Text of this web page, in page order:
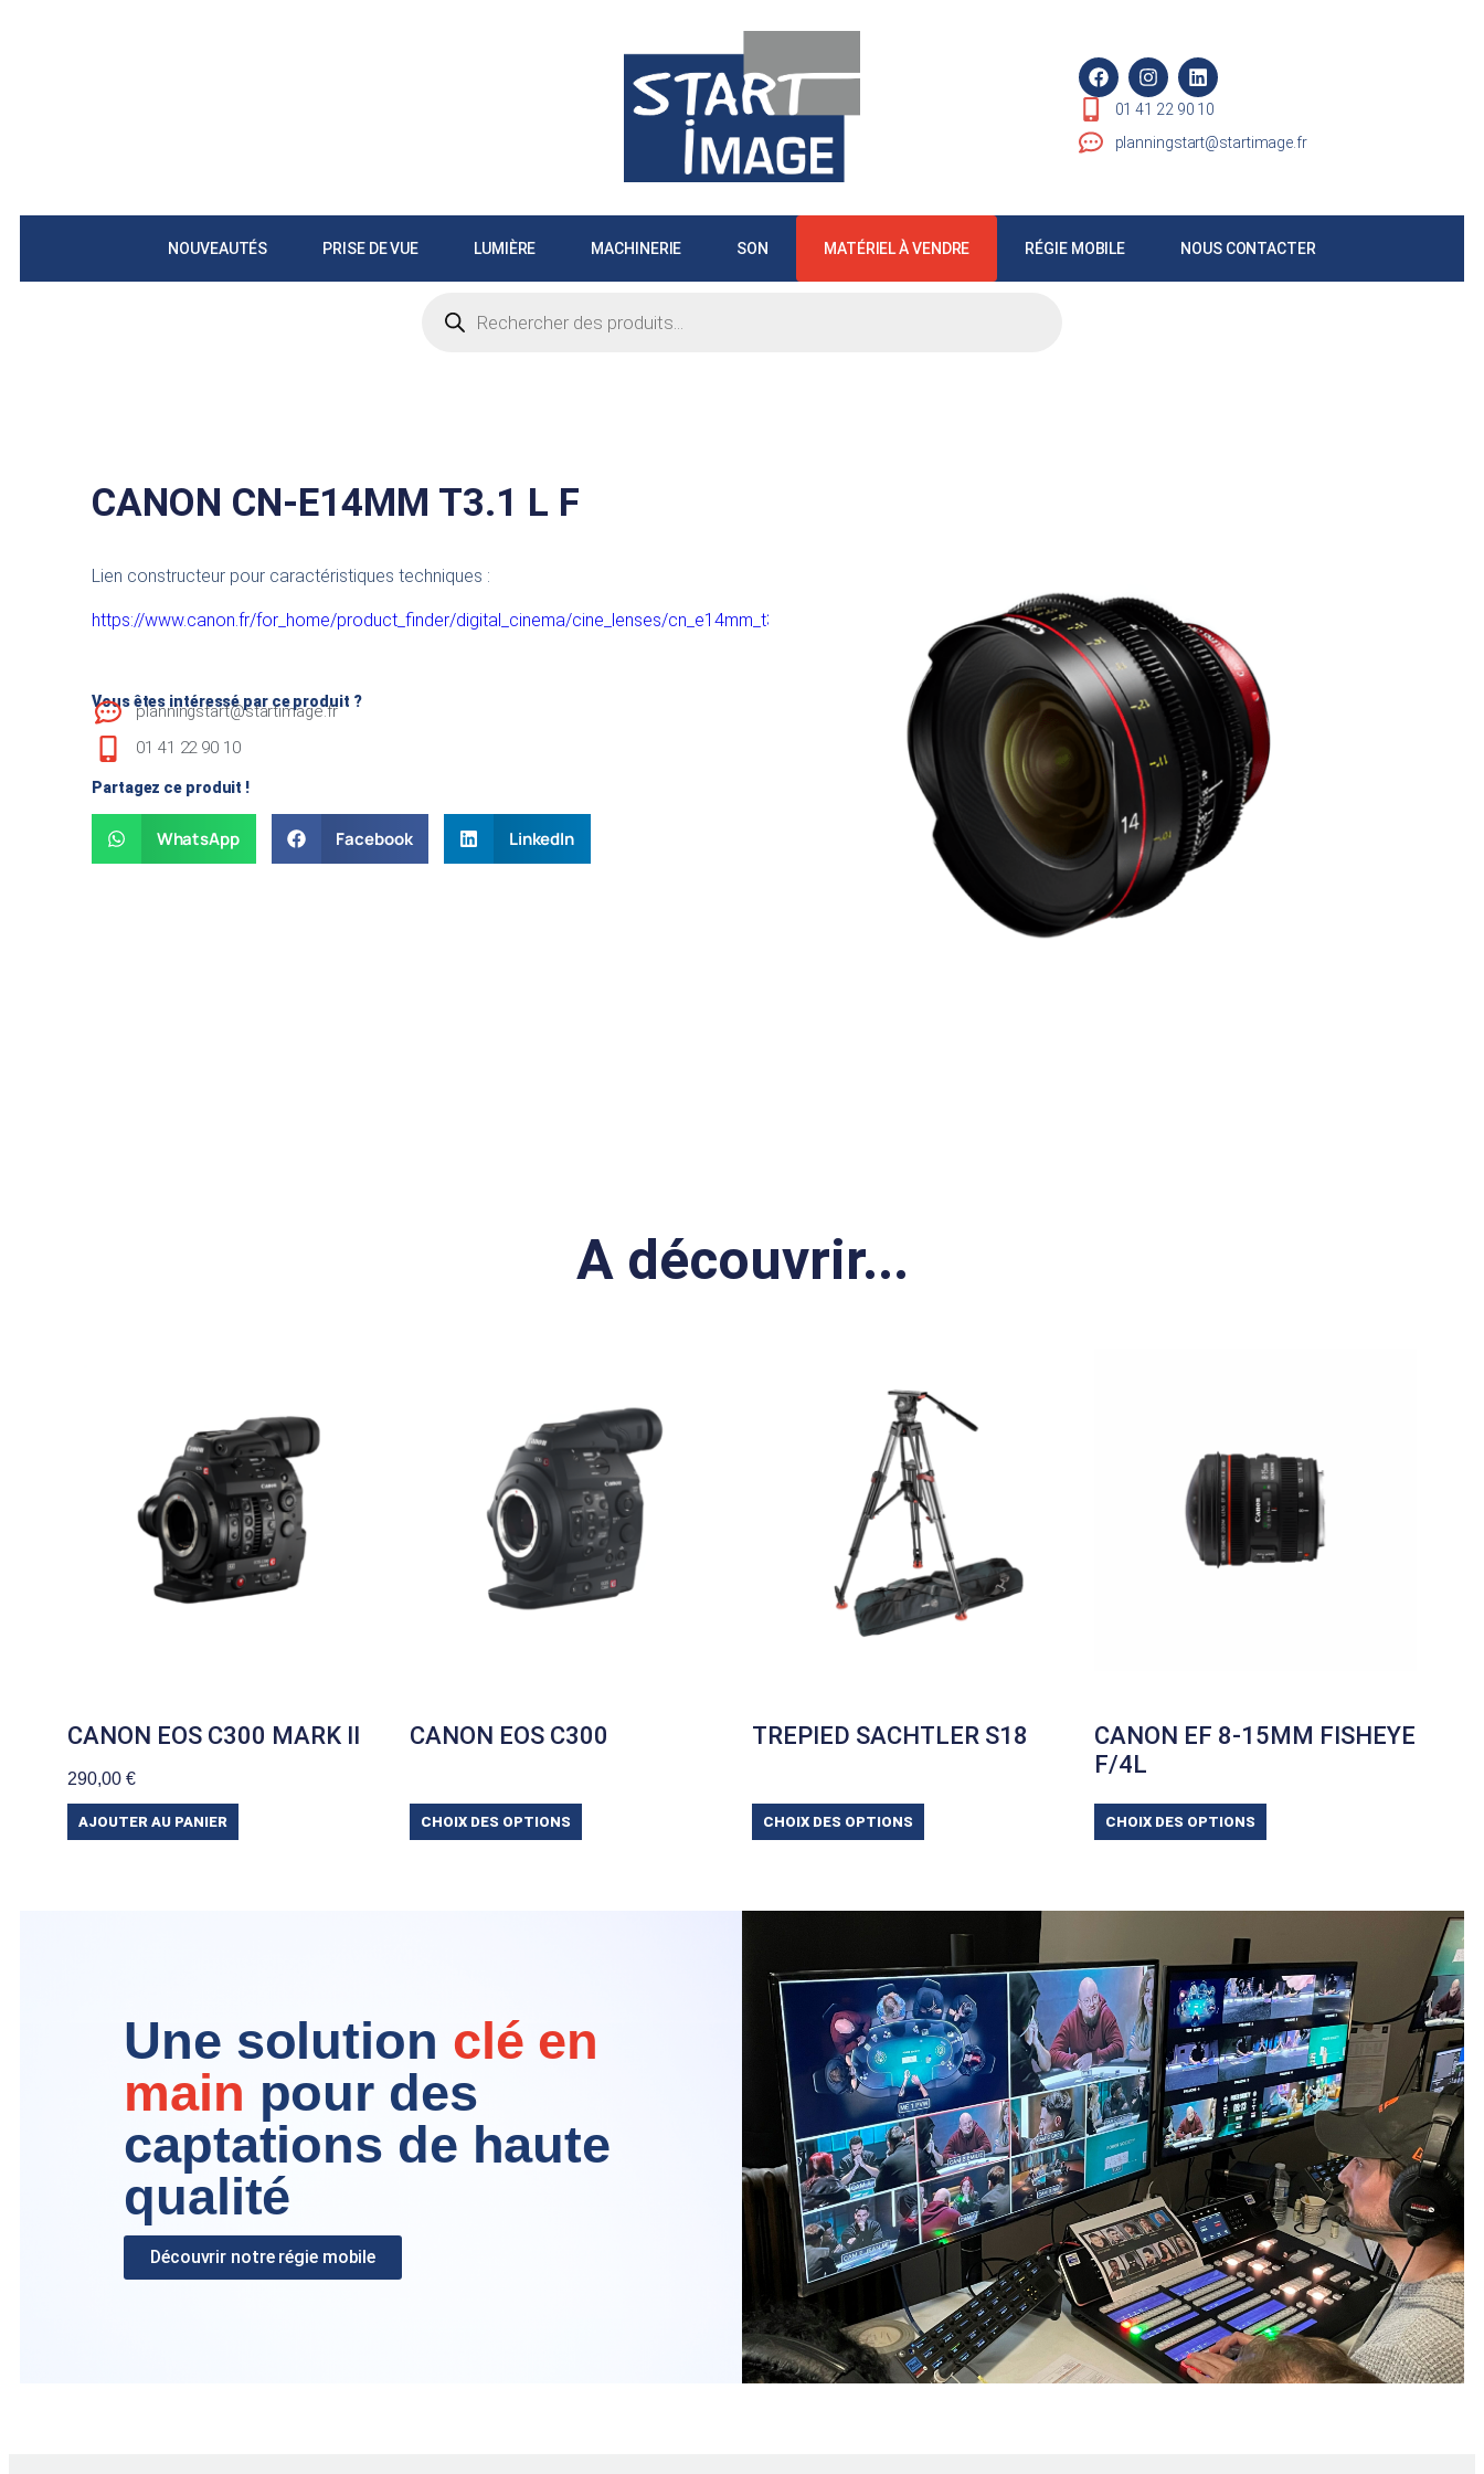
01 41 22 90 10
planningstart@startimage.fr
NOUVEAUTÉS PRISE DE VUE LUMIÈRE MACHINERIE SON MATÉRIEL À VENDRE RÉGIE MOBILE NOUS CONTACTER
CANON CN-E14MM T3.1 L F
Lien constructeur pour caractéristiques techniques :
https://www.canon.fr/for_home/product_finder/digital_cinema/cine_lenses/cn_e14mm_t3_1_l_f/
Vous êtes intéressé par ce produit ?
planningstart@startimage.fr
01 41 22 90 10
Partagez ce produit !
WhatsApp Facebook LinkedIn
A découvrir...
CANON EOS C300 MARK II
290,00€
AJOUTER AU PANIER
CANON EOS C300
CHOIX DES OPTIONS
TREPIED SACHTLER S18
CHOIX DES OPTIONS
CANON EF 8-15MM FISHEYE
F/4L
CHOIX DES OPTIONS
Une solution clé en
main pour des
captations de haute
qualité
Découvrir notre régie mobile